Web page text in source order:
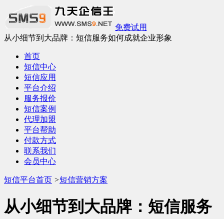
免费试用
从小细节到大品牌：短信服务如何成就企业形象
首页
短信中心
短信应用
平台介绍
服务报价
短信案例
代理加盟
平台帮助
付款方式
联系我们
会员中心
短信平台首页 >短信营销方案
从小细节到大品牌：短信服务